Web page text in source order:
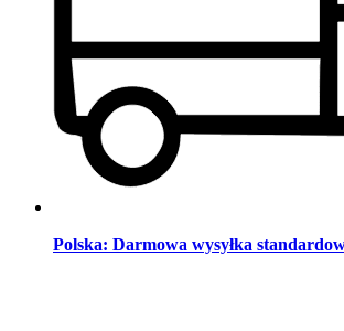
Polska: Darmowa wysyłka